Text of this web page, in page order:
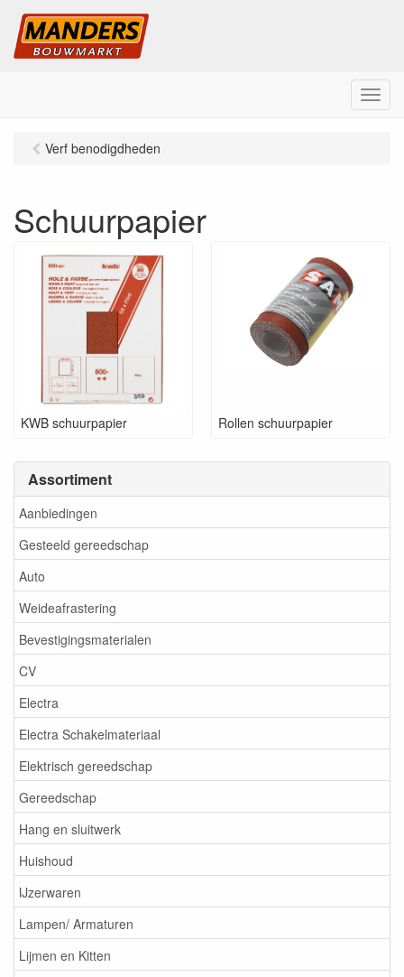
M
e
Assortiment
Aanbiedingen
Gesteeld gereedschap
Auto
Weideafrastering
Bevestigingsmaterialen
CV
Electra
Electra Schakelmateriaal
Elektrisch gereedschap
Gereedschap
Hang en sluitwerk
Huishoud
IJzerwaren
Lampen/ Armaturen
Lijmen en Kitten
Verf benodigdheden
Schuurpapier
KWB schuurpapier Rollen schuurpapier